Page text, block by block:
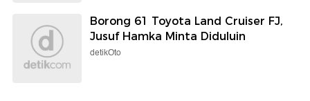
Borong 61 Toyota Land Cruiser FJ,
Jusuf Hamka Minta Diduluin
detikOto